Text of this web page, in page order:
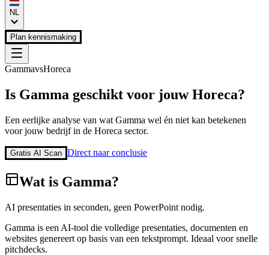
NL
Plan kennismaking
GammavsHoreca
Is Gamma geschikt voor jouwHoreca?
Een eerlijke analyse van wat Gamma wel én niet kan betekenen
voor jouw bedrijf in de Horeca sector.
Gratis AI Scan Direct naar conclusie
Wat is Gamma?
AI presentaties in seconden, geen PowerPoint nodig.
Gamma is een AI-tool die volledige presentaties, documenten en
websites genereert op basis van een tekstprompt. Ideaal voor snelle
pitchdecks.